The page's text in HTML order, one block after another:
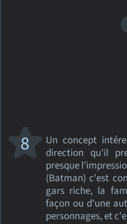
Un concept
direction qu'il
presque
(Batman) c'est
gars riche, la
façon ou d'une
personnages, et
8